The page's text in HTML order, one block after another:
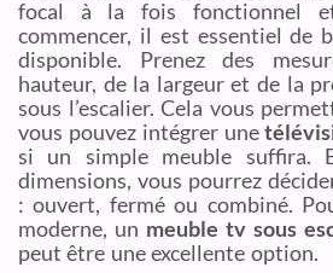
focal à la fois fonctionnel
commencer, il est essentiel de
disponible. Prenez des
hauteur, de la largeur et de la
sous l’escalier. Cela vous
vous pouvez intégrer une
si un simple meuble suffira.
dimensions, vous pourrez
: ouvert, fermé ou combiné.
moderne, un meuble tv sous
peut être une excellente option.